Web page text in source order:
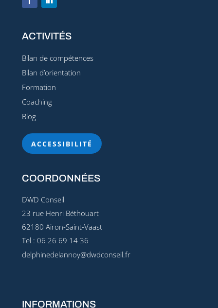
ACTIVITÉS
Bilan de compétences
Bilan d’orientation
Formation
Coaching
Blog
ACCESSIBILITÉ
COORDONNÉES
DWD Conseil
23 rue Henri Béthouart
62180 Airon-Saint-Vaast
Tel : 06 26 69 14 36
delphinedelannoy@dwdconseil.fr
INFORMATIONS